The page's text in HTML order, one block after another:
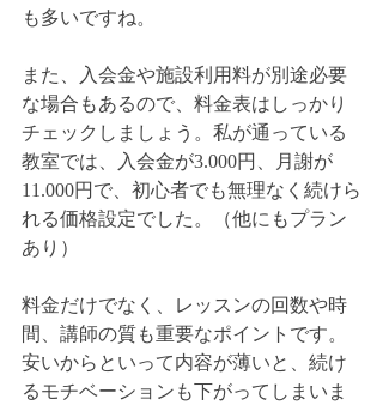
も多いですね。
また、入会金や施設利用料が別途必要
な場合もあるので、料金表はしっかり
チェックしましょう。私が通っている
教室では、入会金が3.000円、月謝が
11.000円で、初心者でも無理なく続けら
れる価格設定でした。（他にもプラン
あり）
料金だけでなく、レッスンの回数や時
間、講師の質も重要なポイントです。
安いからといって内容が薄いと、続け
るモチベーションも下がってしまいま